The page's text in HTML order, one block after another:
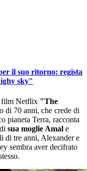
il suo ritorno: regista
sky"
film Netflix "The
di 70 anni, che crede di
pianeta Terra, racconta
sua moglie Amal e
di tre anni, Alexander e
sembra aver decifrato